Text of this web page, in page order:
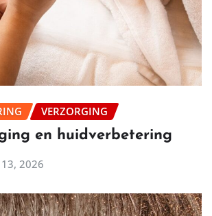
VERZORGING
en huidverbetering
2026